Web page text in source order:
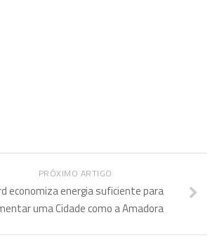
PRÓXIMO ARTIGO
economiza energia suficiente para
uma Cidade como a Amadora